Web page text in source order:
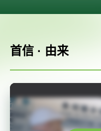
首信 · 由来